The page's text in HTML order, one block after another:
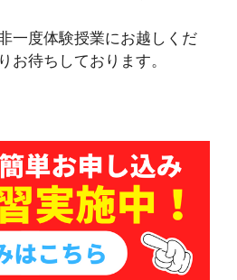
一度体験授業にお越しくだ
お待ちしております。